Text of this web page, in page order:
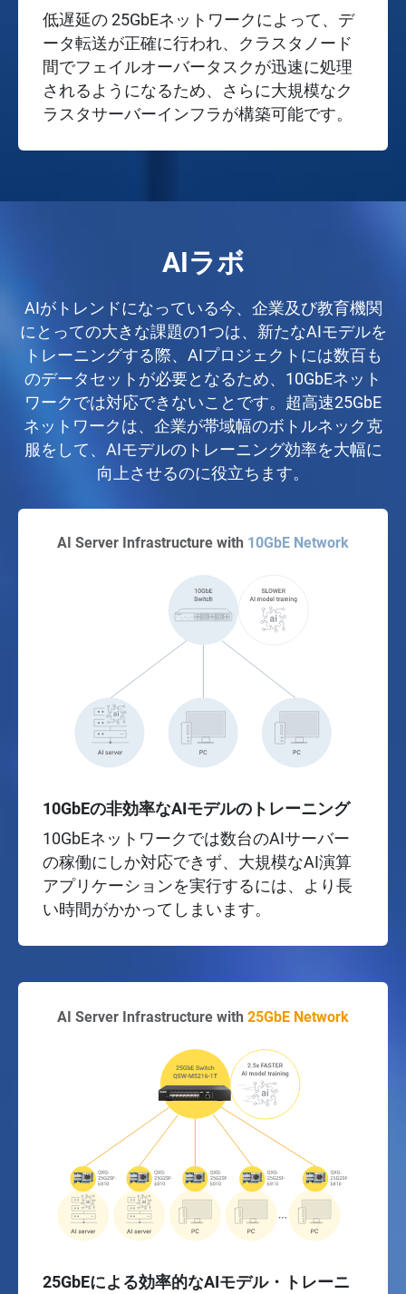
低遅延の 25GbEネットワークによって、デ
ータ転送が正確に行われ、クラスタノード
間でフェイルオーバータスクが迅速に処理
されるようになるため、さらに大規模なク
ラスタサーバーインフラが構築可能です。
AIラボ
AIがトレンドになっている今、企業及び教育機関
にとっての大きな課題の1つは、新たなAIモデルを
トレーニングする際、AIプロジェクトには数百も
のデータセットが必要となるため、10GbEネット
ワークでは対応できないことです。超高速25GbE
ネットワークは、企業が帯域幅のボトルネック克
服をして、AIモデルのトレーニング効率を大幅に
向上させるのに役立ちます。
AI Server Infrastructure with 10GbE Network
10GbEの非効率なAIモデルのトレーニング
10GbEネットワークでは数台のAIサーバー
の稼働にしか対応できず、大規模なAI演算
アプリケーションを実行するには、より長
い時間がかかってしまいます。
AI Server Infrastructure with 25GbE Network
25GbEによる効率的なAIモデル・トレーニ